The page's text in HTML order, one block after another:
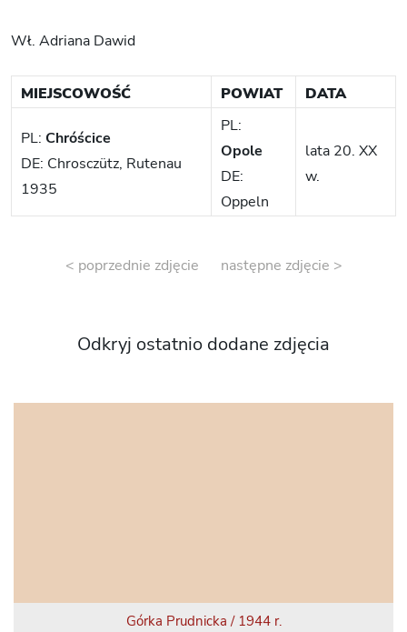
Wł. Adriana Dawid
MIEJSCOWOŚĆ POWIAT DATA
PL: Chróścice
DE: Chrosczütz, Rutenau
1935
PL:
Opole
DE:
Oppeln
lata 20. XX
w.
< poprzednie zdjęcie następne zdjęcie >
Odkryj ostatnio dodane zdjęcia
Górka Prudnicka / 1944 r.